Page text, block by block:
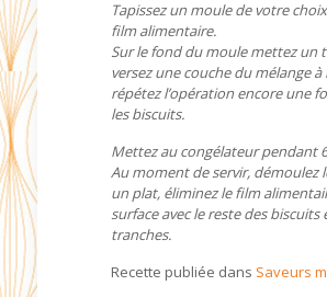
Tapissez un moule de votre
film alimentaire.
Sur le fond du moule mettez un
versez une couche du mélange à
répétez l’opération encore une
les biscuits.
Mettez au congélateur pendant
Au moment de servir, démoulez
un plat, éliminez le film
surface avec le reste des biscuits
tranches.
Recette publiée dans Saveurs